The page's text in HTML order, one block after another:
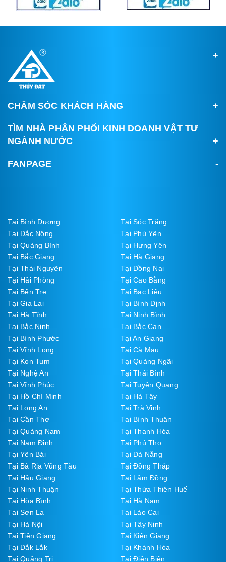
CHĂM SÓC KHÁCH HÀNG
TÌM NHÀ PHÂN PHỐI KINH DOANH VẬT TƯ
NGÀNH NƯỚC
FANPAGE
Tại Bình Dương
Tại Sóc Trăng
Tại Đắc Nông
Tại Phú Yên
Tại Quảng Bình
Tại Hưng Yên
Tại Bắc Giang
Tại Hà Giang
Tại Thái Nguyên
Tại Đồng Nai
Tại Hải Phòng
Tại Cao Bằng
Tại Bến Tre
Tại Bạc Liêu
Tại Gia Lai
Tại Bình Định
Tại Hà Tĩnh
Tại Ninh Bình
Tại Bắc Ninh
Tại Bắc Cạn
Tại Bình Phước
Tại An Giang
Tại Vĩnh Long
Tại Cà Mau
Tại Kon Tum
Tại Quảng Ngãi
Tại Nghệ An
Tại Thái Bình
Tại Vĩnh Phúc
Tại Tuyên Quang
Tại Hồ Chí Minh
Tại Hà Tây
Tại Long An
Tại Trà Vinh
Tại Cần Thơ
Tại Bình Thuận
Tại Quảng Nam
Tại Thanh Hóa
Tại Nam Định
Tại Phú Thọ
Tại Yên Bái
Tại Đà Nẵng
Tại Bà Rịa Vũng Tàu
Tại Đồng Tháp
Tại Hậu Giang
Tại Lâm Đồng
Tại Ninh Thuận
Tại Thừa Thiên Huế
Tại Hòa Bình
Tại Hà Nam
Tại Sơn La
Tại Lào Cai
Tại Hà Nội
Tại Tây Ninh
Tại Tiền Giang
Tại Kiên Giang
Tại Đắk Lắk
Tại Khánh Hòa
Tại Quảng Trị
Tại Điện Biên